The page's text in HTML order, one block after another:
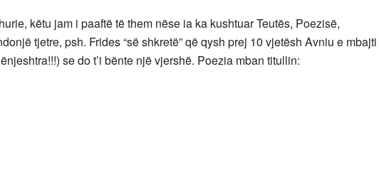
këtu jam i paaftë të them nëse ia ka kushtuar Teutës, Poezisë,
tjetre, psh. Frides “së shkretë” që qysh prej 10 vjetësh Avniu e mbajti
se do t’i bënte një vjershë. Poezia mban titullin: